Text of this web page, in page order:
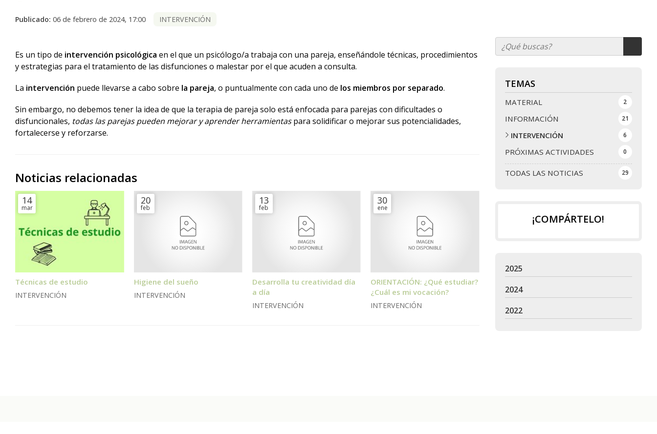
Publicado: 06 de febrero de 2024, 17:00 INTERVENCIÓN
TEMAS
TODAS LAS NOTICIAS 29
MATERIAL 2
INFORMACIÓN 21
INTERVENCIÓN 6
PRÓXIMAS ACTIVIDADES 0
Es un tipo de intervención psicológica en el que un psicólogo/a trabaja con una pareja, enseñándole técnicas, procedimientos
y estrategias para el tratamiento de las disfunciones o malestar por el que acuden a consulta.
La intervención puede llevarse a cabo sobre la pareja, o puntualmente con cada uno de los miembros por separado.
Sin embargo, no debemos tener la idea de que la terapia de pareja solo está enfocada para parejas con dificultades o
disfuncionales, todas las parejas pueden mejorar y aprender herramientaspara solidificar o mejorar sus potencialidades,
fortalecerse y reforzarse.
Noticias relacionadas
14
mar
Técnicas de estudio
INTERVENCIÓN
20
feb
Higiene del sueño
INTERVENCIÓN
13
feb
Desarrolla tu creatividad día
a día
INTERVENCIÓN
30
ene
ORIENTACIÓN: ¿Qué estudiar?
¿Cuál es mi vocación?
INTERVENCIÓN
¡COMPÁRTELO!
2025
2024
2022